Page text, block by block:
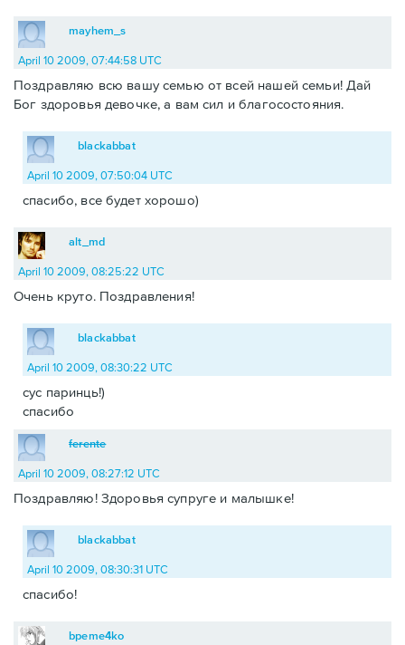
mayhem_s
April 10 2009, 07:44:58 UTC
Поздравляю всю вашу семью от всей нашей семьи! Дай
Бог здоровья девочке, а вам сил и благосостояния.
blackabbat
April 10 2009, 07:50:04 UTC
спасибо, все будет хорошо)
alt_md
April 10 2009, 08:25:22 UTC
Очень круто. Поздравления!
blackabbat
April 10 2009, 08:30:22 UTC
сус паринць!)
спасибо
ferente
April 10 2009, 08:27:12 UTC
Поздравляю! Здоровья супруге и малышке!
blackabbat
April 10 2009, 08:30:31 UTC
спасибо!
bpeme4ko